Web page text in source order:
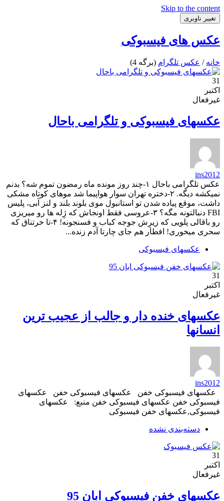
Skip to the content
تغییر ناوبری
عکس های فیسبوکی
خانه / عکس تلگرام (برگه 4)
31
اکتبر
غیرفعال
عکسهای فیسبوکی و تلگرامی باحال
ins2012
عکس تلگرامی باحال ۱-چند روز مونده ماه رمضون تموم شه؟ بدنم
نمیکشه دیگه. ۲-دختره تهران سوار هواپیما شد موهای کوتاه مشکی
داشت، موقع پیاده شدن تو استانبول موی بلوند بلند و لنز آبی، پلیس
FBI دنبالتونه مگه؟ ۳-عروسی فقط اونجاش که ژِله ها رو میریزی
رو باقالی پلویی که زیرِش جوجه کباب و فسنجونه! ۴-‏تا خرتناق که
سحری میخوری! افطار هم جای چارتا آدم زنده...
عکسهای فیسبوکی
31
اکتبر
غیرفعال
عکسهای خنده دار و جالب از عجیب ترین
انسانها
ins2012
عکسهای فیسبوکی خفن عکسهای فیسبوکی خفن عکسهای
فیسبوکی خفن عکسهای فیسبوکی خفن منبع: عکسهای
فیسبوکی,عکسهای خفن فیسبوکی
دسته‌بندی نشده
31
اکتبر
غیرفعال
عکسهای خفن فیسبوکی ابان 95